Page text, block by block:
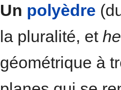
Un polyèdre
la pluralité, et
géométrique à